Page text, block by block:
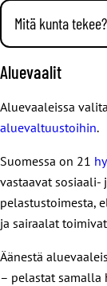
Mitä kunta tekee?
vesi- ja jätehuolto
viheralueista
tekniset palvelut
työvoimapalvelut
Aluevaalit
Aluevaaleissa
aluevaltuustoihin.
Suomessa on 21
vastaavat sosiaali-
pelastustoimesta,
ja sairaalat
Äänestä
– pelastat samalla